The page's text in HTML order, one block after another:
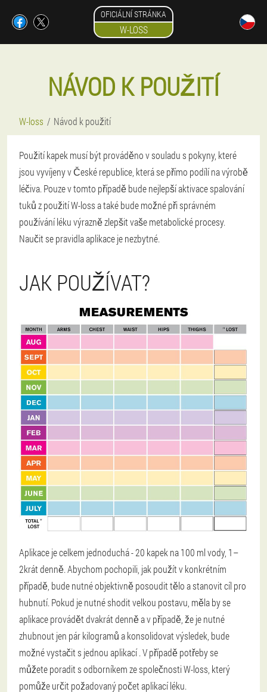
OFICIÁLNÍ STRÁNKA
W-LOSS
NÁVOD K POUŽITÍ
W-loss Návod k použití
Použití kapek musí být prováděno v souladu s pokyny, které
jsou vyvíjeny v České republice, která se přímo podílí na výrobě
léčiva. Pouze v tomto případě bude nejlepší aktivace spalování
tuků z použití W-loss a také bude možné při správném
používání léku výrazně zlepšit vaše metabolické procesy.
Naučit se pravidla aplikace je nezbytné.
JAK POUŽÍVAT?
Aplikace je celkem jednoduchá - 20 kapek na 100 ml vody, 1–
2krát denně. Abychom pochopili, jak použít v konkrétním
případě, bude nutné objektivně posoudit tělo a stanovit cíl pro
hubnutí. Pokud je nutné shodit velkou postavu, měla by se
aplikace provádět dvakrát denně a v případě, že je nutné
zhubnout jen pár kilogramů a konsolidovat výsledek, bude
možné vystačit s jednou aplikací . V případě potřeby se
můžete poradit s odborníkem ze společnosti W-loss, který
pomůže určit požadovaný počet aplikací léku.